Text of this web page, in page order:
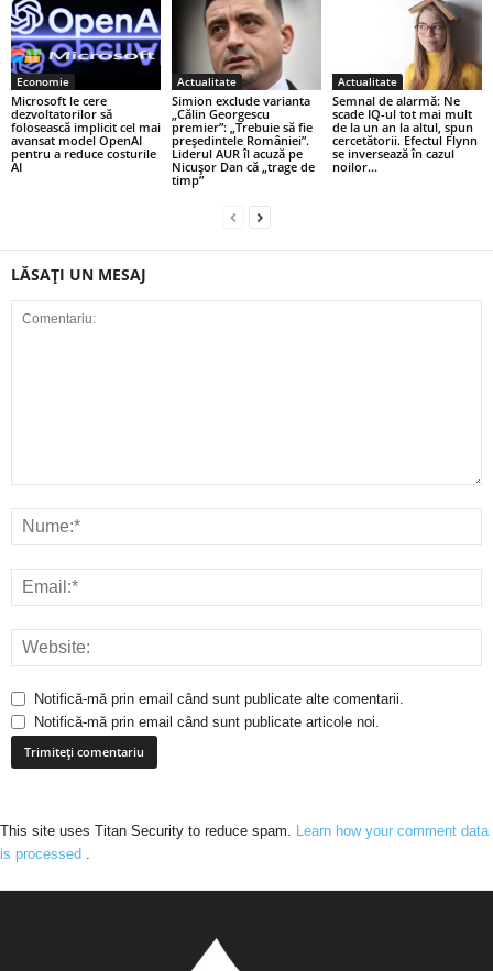
Economie
Microsoft le cere
dezvoltatorilor să
folosească implicit cel mai
avansat model OpenAI
pentru a reduce costurile
AI
Actualitate
Simion exclude varianta
„Călin Georgescu
premier”: „Trebuie să fie
președintele României”.
Liderul AUR îl acuză pe
Nicușor Dan că „trage de
timp”
Actualitate
Semnal de alarmă: Ne
scade IQ-ul tot mai mult
de la un an la altul, spun
cercetătorii. Efectul Flynn
se inversează în cazul
noilor...
LĂSAȚI UN MESAJ
Notifică-mă prin email când sunt publicate alte comentarii.
Notifică-mă prin email când sunt publicate articole noi.
This site uses Titan Security to reduce spam. Learn how your comment data
is processed .